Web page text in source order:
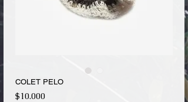
COLET PELO
$10.000